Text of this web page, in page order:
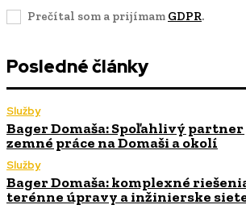
Prečítal som a prijímam GDPR.
Posledné články
Služby
Bager Domaša: Spoľahlivý
zemné práce na Domaši a okolí
Služby
Bager Domaša: komplexné
terénne úpravy a inžinierske